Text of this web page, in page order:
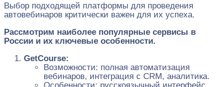
Выбор подходящей платформы для проведения
автовебинаров критически важен для их успеха.
Рассмотрим наиболее популярные сервисы в
России и их ключевые особенности.
GetCourse:
Возможности: полная автоматизация
вебинаров, интеграция с CRM, аналитика.
Особенности: русскоязычный интерфейс,